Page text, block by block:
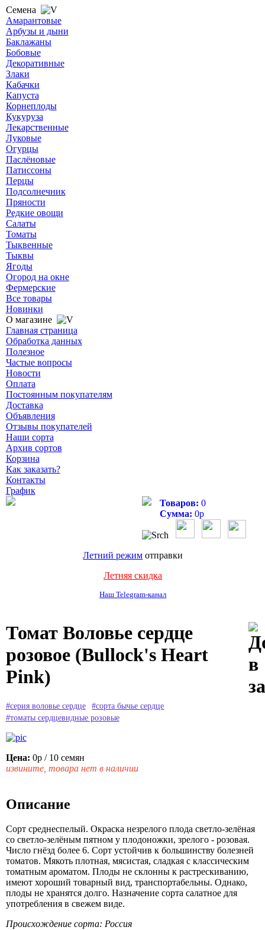
Семена
Амарантовые
Арбузы и дыни
Баклажаны
Бобовые
Декоративные
Злаки
Кабачки
Капуста
Корнеплоды
Кукуруза
Лекарственные
Луковые
Огурцы
Паслёновые
Патиссоны
Перцы
Подсолнечник
Пряности
Редкие овощи
Салаты
Томаты
Тыквенные
Тыквы
Ягоды
Огород на окне
Фермерские
Все товары
Новинки
О магазине
Главная страница
Обработка данных
Полезное
Частые вопросы
Новости
Оплата
Постоянным покупателям
Доставка
Объявления
Отзывы покупателей
Наши сорта
Архив сортов
Корзина
Как заказать?
Контакты
График
Товаров: 0
Сумма: 0р
Летний режим отправки
Летняя скидка
Наш Telegram-канал
Томат Воловье сердце
розовое (Bullock's Heart
Pink)
#серия воловье сердце
#сорта бычье сердце
#томаты сердцевидные розовые
Цена: 0р / 10 семян
извините, товара нет в наличии
Описание
Сорт среднеспелый. Окраска незрелого плода светло-зелёная
со светло-зелёным пятном у плодоножки, зрелого - розовая.
Число гнёзд более 6. Сорт устойчив к большинству болезней
томатов. Мякоть плотная, мясистая, сладкая с классическим
томатным ароматом. Плоды не склонны к растрескиванию,
имеют хороший товарный вид, транспортабельны. Однако,
плоды не хранятся долго. Назначение сорта салатное для
употребления в свежем виде.
Происхождение сорта: Россия